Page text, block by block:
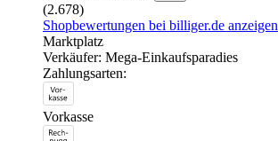
(2.678)
Shopbewertungen bei billiger.de anzeigen
Marktplatz
Verkäufer: Mega-Einkaufsparadies
Zahlungsarten:
Vorkasse